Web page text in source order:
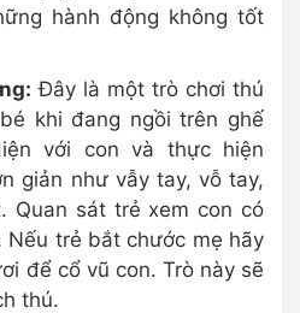
hành động không tốt
Đây là một trò chơi thú
khi đang ngồi trên ghế
với con và thực hiện
giản như vẫy tay, vỗ tay,
Quan sát trẻ xem con có
Nếu trẻ bắt chước mẹ hãy
để cổ vũ con. Trò này sẽ
thú.